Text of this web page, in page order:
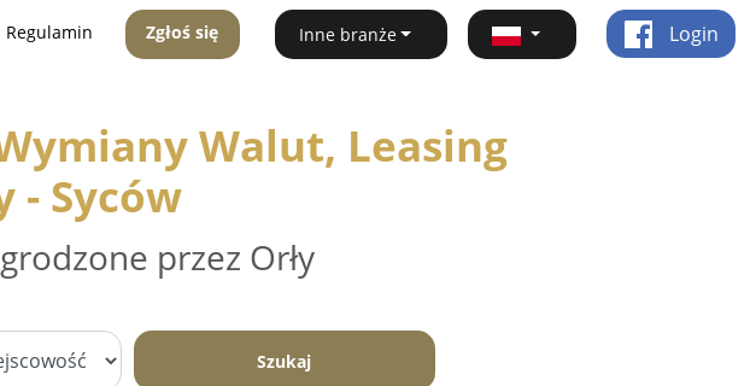
Regulamin Zgłoś się Inne branże Login
Walut, Leasing
- Syców
przez Orły
Szukaj